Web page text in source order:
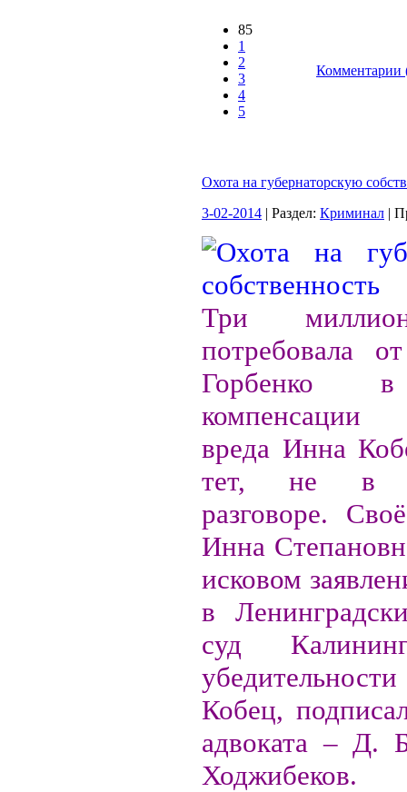
85
1
2
3
4
5
Комментарии
Охота на губернаторскую
3-02-2014 | Раздел: Криминал |
Три
потребовала
Горбенко в
компенсации
вреда Инна
тет, не в
разговоре.
Инна
исковом
в
суд
Кобец,
адвоката – Д.
Ходжибеков.